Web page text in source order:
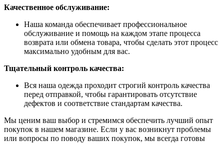
Качественное обслуживание:
Наша команда обеспечивает профессиональное
обслуживание и помощь на каждом этапе процесса
возврата или обмена товара, чтобы сделать этот процесс
максимально удобным для вас.
Тщательный контроль качества:
Вся наша одежда проходит строгий контроль качества
перед отправкой, чтобы гарантировать отсутствие
дефектов и соответствие стандартам качества.
Мы ценим ваш выбор и стремимся обеспечить лучший опыт
покупок в нашем магазине. Если у вас возникнут проблемы
или вопросы по поводу ваших покупок, мы всегда готовы